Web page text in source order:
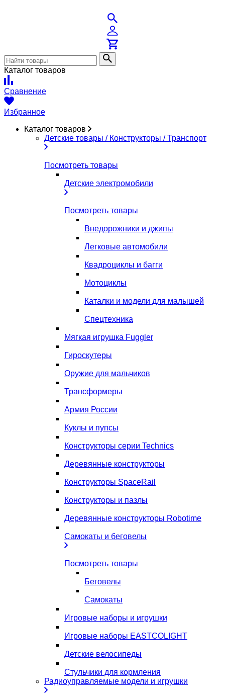
Каталог товаров
Сравнение
Избранное
Каталог товаров
Детские товары / Конструкторы / Транспорт
Посмотреть товары
Детские электромобили
Посмотреть товары
Внедорожники и джипы
Легковые автомобили
Квадроциклы и багги
Мотоциклы
Каталки и модели для малышей
Спецтехника
Мягкая игрушка Fuggler
Гироскутеры
Оружие для мальчиков
Трансформеры
Армия России
Куклы и пупсы
Конструкторы серии Technics
Деревянные конструкторы
Конструкторы SpaceRail
Конструкторы и пазлы
Деревянные конструкторы Robotime
Самокаты и беговелы
Посмотреть товары
Беговелы
Самокаты
Игровые наборы и игрушки
Игровые наборы EASTCOLIGHT
Детские велосипеды
Стульчики для кормления
Радиоуправляемые модели и игрушки